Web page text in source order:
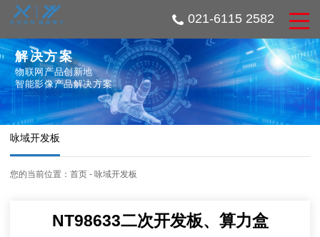
021-6115 2582
解决方案
物联网产品创新地
智能影像产品解决方案
咏域开发板
您的当前位置： 首页 - 咏域开发板
NT98633二次开发板、算力盒